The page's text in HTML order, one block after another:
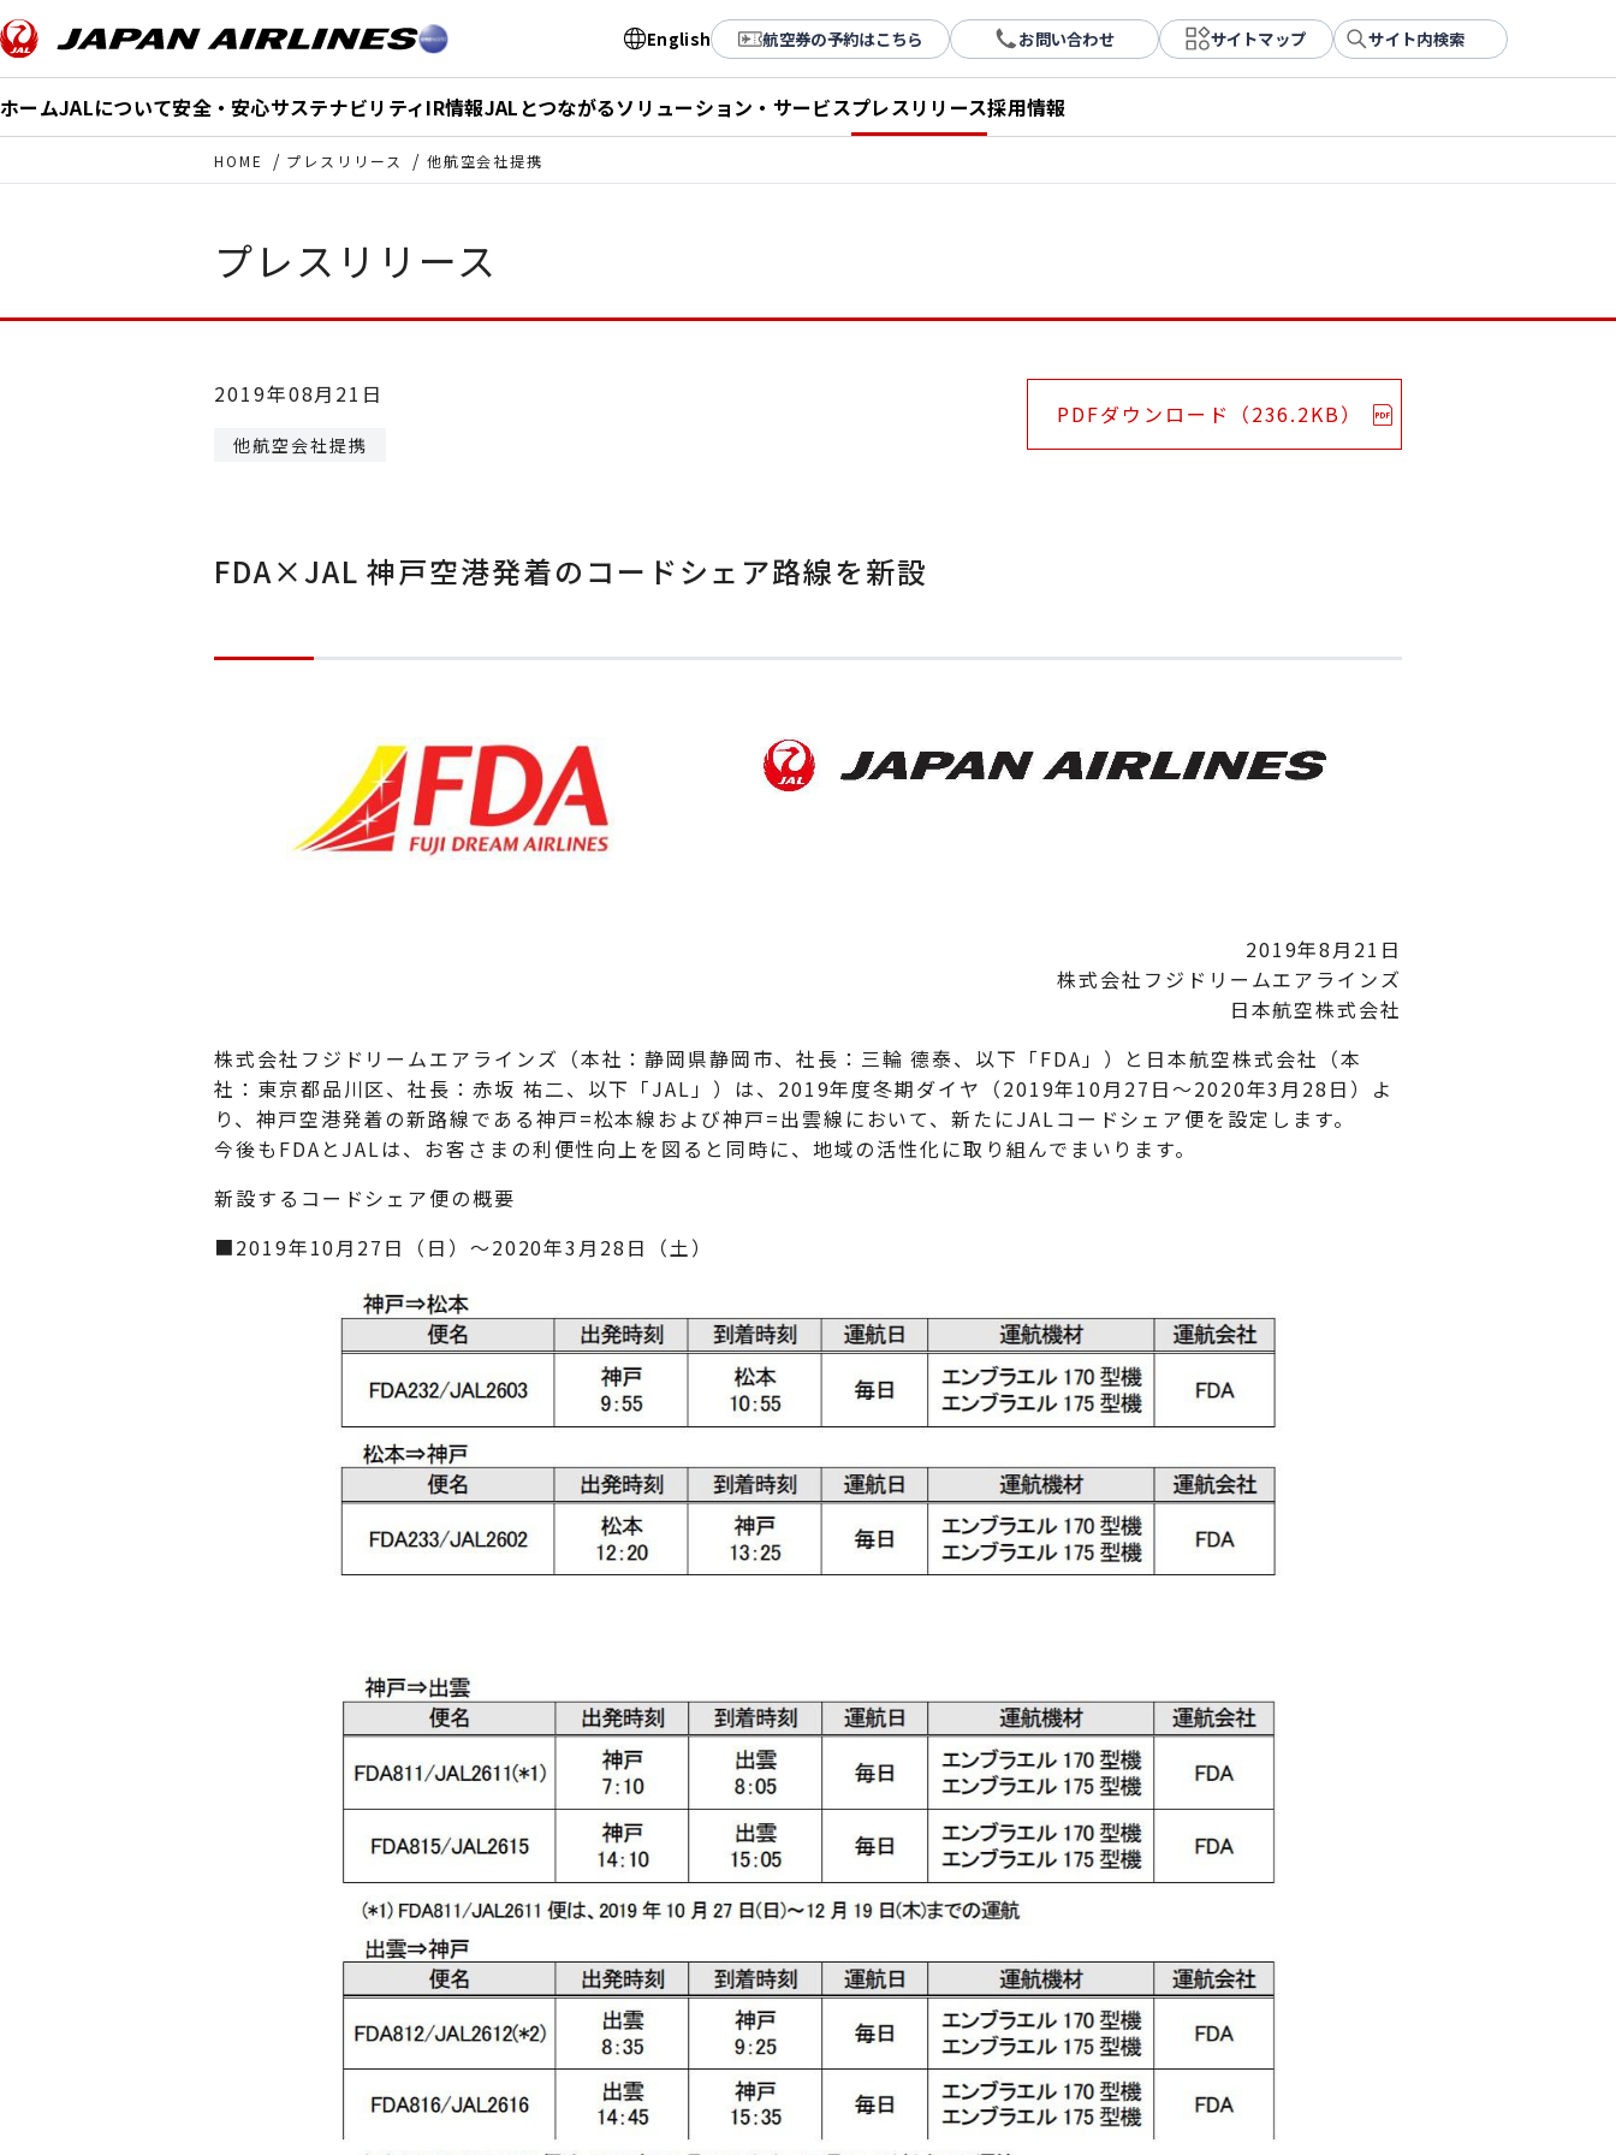
English 航空券の予約はこちら お問い合わせ サイトマップ サイト内検索
ホームJALについて安全・安心サステナビリティIR情報JALとつながるソリューション・サービスプレスリリース採用情報
HOME プレスリリース 他航空会社提携
プレスリリース
2019年08月21日
他航空会社提携
PDFダウンロード（236.2KB）
FDA×JAL 神戸空港発着のコードシェア路線を新設
2019年8月21日
株式会社フジドリームエアラインズ
日本航空株式会社
株式会社フジドリームエアラインズ（本社：静岡県静岡市、社長：三輪 德泰、以下「FDA」）と日本航空株式会社（本
社：東京都品川区、社長：赤坂 祐二、以下「JAL」）は、2019年度冬期ダイヤ（2019年10月27日～2020年3月28日）よ
り、神戸空港発着の新路線である神戸=松本線および神戸=出雲線において、新たにJALコードシェア便を設定します。
今後もFDAとJALは、お客さまの利便性向上を図ると同時に、地域の活性化に取り組んでまいります。
新設するコードシェア便の概要
■2019年10月27日（日）～2020年3月28日（土）